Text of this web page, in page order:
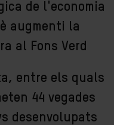
de l'economia
augmenti la
al Fons Verd
entre els quals
44 vegades
desenvolupats